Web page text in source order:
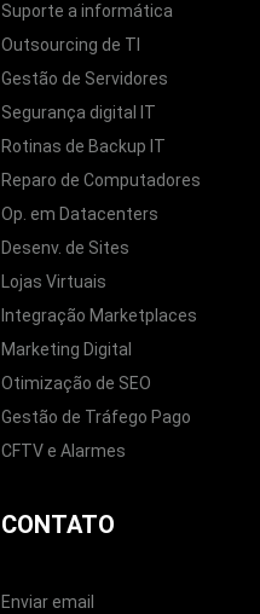
Suporte a informática
Outsourcing de TI
Gestão de Servidores
Segurança digital IT
Rotinas de Backup IT
Reparo de Computadores
Op. em Datacenters
Desenv. de Sites
Lojas Virtuais
Integração Marketplaces
Marketing Digital
Otimização de SEO
Gestão de Tráfego Pago
CFTV e Alarmes
CONTATO
Enviar email